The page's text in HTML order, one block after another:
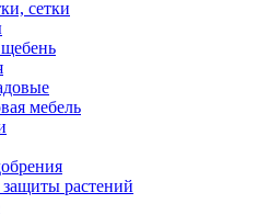
сетки
мебель
защиты растений